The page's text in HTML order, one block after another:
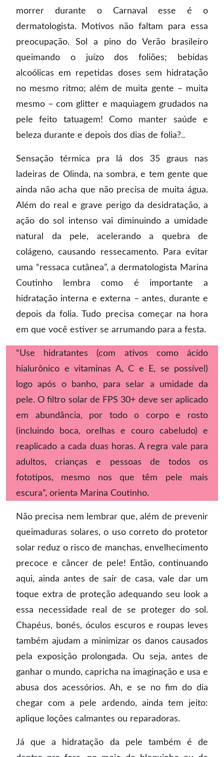
morrer durante o Carnaval esse é o
dermatologista. Motivos não faltam para essa
preocupação. Sol a pino do Verão brasileiro
queimando o juízo dos foliões; bebidas
alcoólicas em repetidas doses sem hidratação
no mesmo ritmo; além de muita gente – muita
mesmo – com glitter e maquiagem grudados na
pele feito tatuagem! Como manter saúde e
beleza durante e depois dos dias de folia?..
Sensação térmica pra lá dos 35 graus nas
ladeiras de Olinda, na sombra, e tem gente que
ainda não acha que não precisa de muita água.
Além do real e grave perigo da desidratação, a
ação do sol intenso vai diminuindo a umidade
natural da pele, acelerando a quebra de
colágeno, causando ressecamento. Para evitar
uma “ressaca cutânea”, a dermatologista Marina
Coutinho lembra como é importante a
hidratação interna e externa – antes, durante e
depois da folia. Tudo precisa começar na hora
em que você estiver se arrumando para a festa.
“Use hidratantes (com ativos como ácido
hialurônico e vitaminas A, C e E, se possível)
logo após o banho, para selar a umidade da
pele. O filtro solar de FPS 30+ deve ser aplicado
em abundância, por todo o corpo e rosto
(incluindo boca, orelhas e couro cabeludo) e
reaplicado a cada duas horas. A regra vale para
adultos, crianças e pessoas de todos os
fototipos, mesmo nos que têm pele mais
escura”, orienta Marina Coutinho.
Não precisa nem lembrar que, além de prevenir
queimaduras solares, o uso correto do protetor
solar reduz o risco de manchas, envelhecimento
precoce e câncer de pele! Então, continuando
aqui, ainda antes de sair de casa, vale dar um
toque extra de proteção adequando seu look a
essa necessidade real de se proteger do sol.
Chapéus, bonés, óculos escuros e roupas leves
também ajudam a minimizar os danos causados
pela exposição prolongada. Ou seja, antes de
ganhar o mundo, capricha na imaginação e usa e
abusa dos acessórios. Ah, e se no fim do dia
chegar com a pele ardendo, ainda tem jeito:
aplique loções calmantes ou reparadoras.
Já que a hidratação da pele também é de